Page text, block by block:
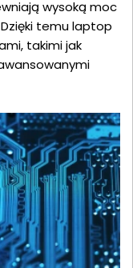
wysoką moc
temu laptop
takimi jak